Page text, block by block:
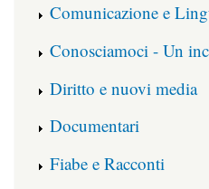
Comunicazione e
Conosciamoci - Un
Diritto e nuovi media
Documentari
Fiabe e Racconti